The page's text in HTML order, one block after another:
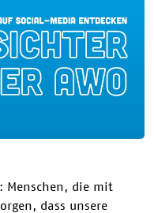
Menschen, die mit
dass unsere